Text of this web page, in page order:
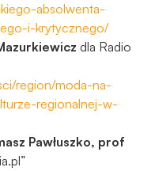
absolwenta-
i-krytycznego/
dla Radio
region/moda-na-
regionalnej-w-
Pawłuszko, prof